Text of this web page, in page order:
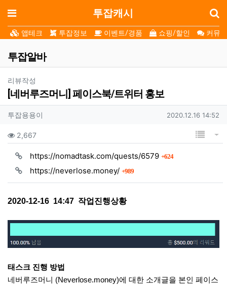
메뉴 투잡캐시
앱테크 투잡정보 이벤트/경품 쇼핑/할인 커뮤
투잡알바
분류
리뷰작성
[네버루즈머니] 페이스북/트위터 홍보
작성자 정보
작성자
투잡용용이 작성일
2020.12.16 14:52
컨텐츠 정보
조회2,667 목록게
https://nomadtask.com/quests/6579 624회 연결
https://neverlose.money/
989회 연결
본문
2020-12-16 14:47 작업진행상황
태스크 진행 방법
네버루즈머니 (Neverlose.money)에 대한 소개글을 본인 페이스